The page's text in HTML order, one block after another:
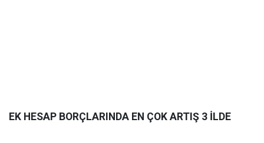
EK HESAP BORÇLARINDA EN ÇOK ARTIŞ 3 İLDE